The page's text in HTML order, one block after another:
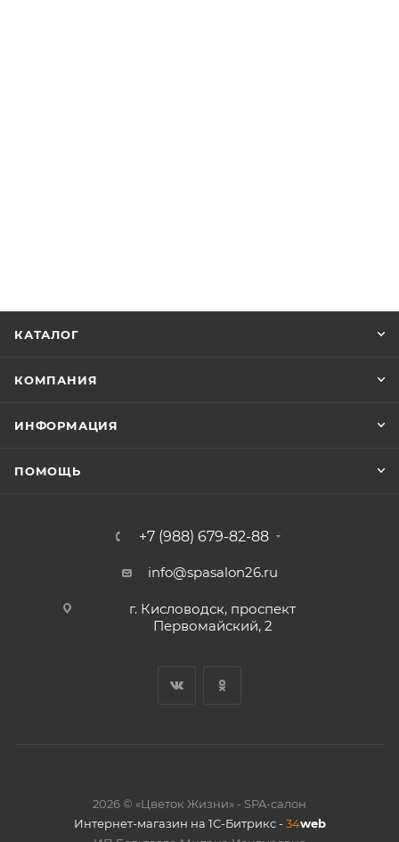
КАТАЛОГ
КОМПАНИЯ
ИНФОРМАЦИЯ
ПОМОЩЬ
+7 (988) 679-82-88
info@spasalon26.ru
г. Кисловодск, проспект
Первомайский, 2
2026 © «Цветок Жизни» - SPA-салон
Интернет-магазин на 1С-Битрикс -34web